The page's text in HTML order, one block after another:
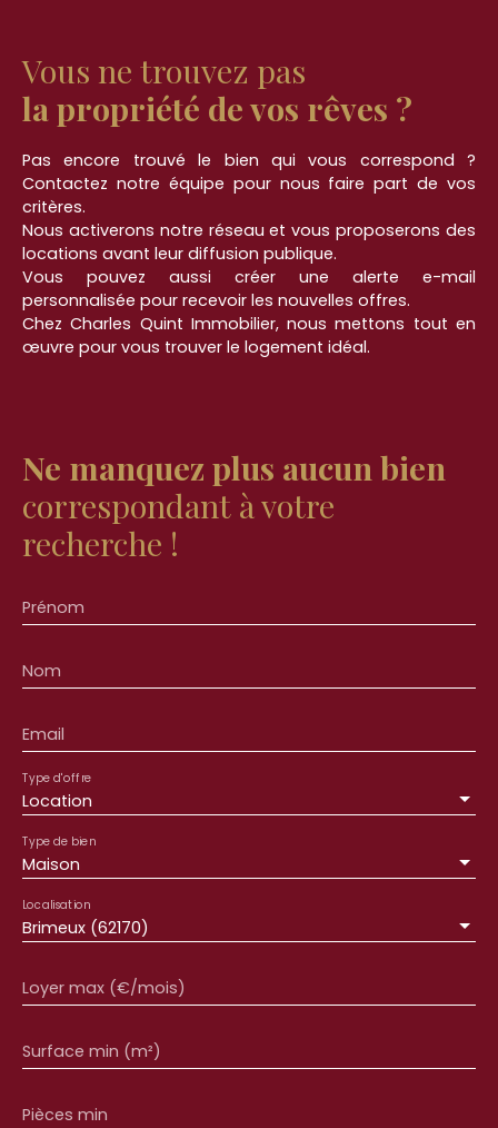
Vous ne trouvez pas
la propriété de vos rêves ?
Pas encore trouvé le bien qui vous correspond ?
Contactez notre équipe pour nous faire part de vos
critères.
Nous activerons notre réseau et vous proposerons des
locations avant leur diffusion publique.
Vous pouvez aussi créer une alerte e-mail
personnalisée pour recevoir les nouvelles offres.
Chez Charles Quint Immobilier, nous mettons tout en
œuvre pour vous trouver le logement idéal.
Ne manquez plus aucun bien
correspondant à votre
recherche !
Prénom
Nom
Email
Location
Type d'offre
Maison
Type de bien
Brimeux (62170)
Localisation
Loyer max (€/mois)
Surface min (m²)
Pièces min